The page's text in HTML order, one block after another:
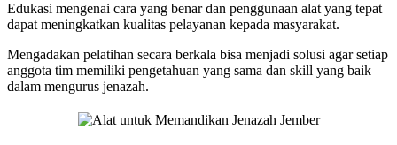
Edukasi mengenai cara yang benar dan penggunaan alat yang tepat
dapat meningkatkan kualitas pelayanan kepada masyarakat.
Mengadakan pelatihan secara berkala bisa menjadi solusi agar setiap
anggota tim memiliki pengetahuan yang sama dan skill yang baik
dalam mengurus jenazah.